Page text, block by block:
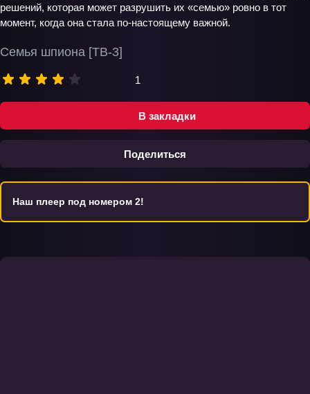
В закладки
Поделиться
Семья шпиона [ТВ-3]
1
решений, которая может разрушить их «семью» ровно в тот
момент, когда она стала по‑настоящему важной.
Наш плеер под номером 2!